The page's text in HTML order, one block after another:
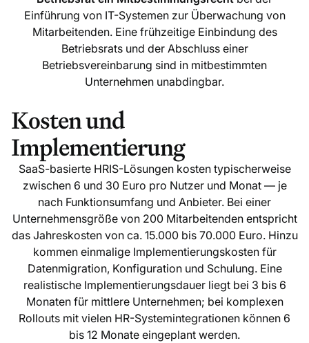
Einführung von IT-Systemen zur Überwachung von
Mitarbeitenden. Eine frühzeitige Einbindung des
Betriebsrats und der Abschluss einer
Betriebsvereinbarung sind in mitbestimmten
Unternehmen unabdingbar.
Kosten und
Implementierung
SaaS-basierte HRIS-Lösungen kosten typischerweise
zwischen 6 und 30 Euro pro Nutzer und Monat — je
nach Funktionsumfang und Anbieter. Bei einer
Unternehmensgröße von 200 Mitarbeitenden entspricht
das Jahreskosten von ca. 15.000 bis 70.000 Euro. Hinzu
kommen einmalige Implementierungskosten für
Datenmigration, Konfiguration und Schulung. Eine
realistische Implementierungsdauer liegt bei 3 bis 6
Monaten für mittlere Unternehmen; bei komplexen
Rollouts mit vielen HR-Systemintegrationen können 6
bis 12 Monate eingeplant werden.